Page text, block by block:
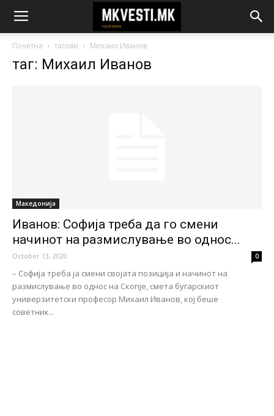
Почетна тагови Михаил Иванов
таг: Михаил Иванов
Македонија
Иванов: Софија треба да го смени
начинот на размислување во однос...
October 13, 2020 0
– Софија треба ја смени својата позиција и начинот на
размислување во однос на Скопје, смета бугарскиот
универзитетски професор Михаил Иванов, кој беше
советник...